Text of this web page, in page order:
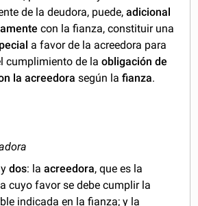
de la deudora, puede,adicional
con la fianza, constituir una
a favor de la acreedora para
cumplimiento de laobligación de
la acreedora según lafianza.
dos: laacreedora, que es la
cuyo favor se debe cumplir la
indicada en la fianza; y la